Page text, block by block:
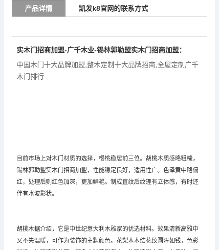
产品详情 凯发k8官网的联系方式
实木门招商加盟-广千木业-锡林郭勒盟实木门招商加盟：
中国木门十大品牌加盟 整木定制十大品牌招商 全屋定制广千
木门排行
目前市场上对木门材质的选择，樱桃稳居前三位。胡桃木质感略粗糙，
锡林郭勒盟实木门招商加盟，性能稳定良好，适用性广。色泽黄中略偏
红，处理后则红色加深，更加鲜艳。制成直纹后纹理有立体感，有时还
伴有水波影状。
胡桃木据介绍，它是中世纪意大利木雕家的优选材料。效果清新高雅中
又不失温暖，可作为装饰的主题颜色。花梨木木结花纹圆浑如钱，色彩